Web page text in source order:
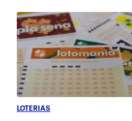
LOTERIAS